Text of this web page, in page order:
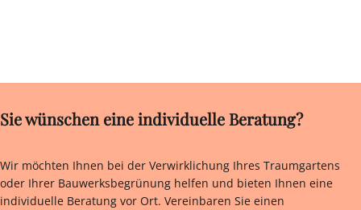
Sie wünschen eine individuelle Beratung?
Wir möchten Ihnen bei der Verwirklichung Ihres Traumgartens
oder Ihrer Bauwerksbegrünung helfen und bieten Ihnen eine
individuelle Beratung vor Ort. Vereinbaren Sie einen